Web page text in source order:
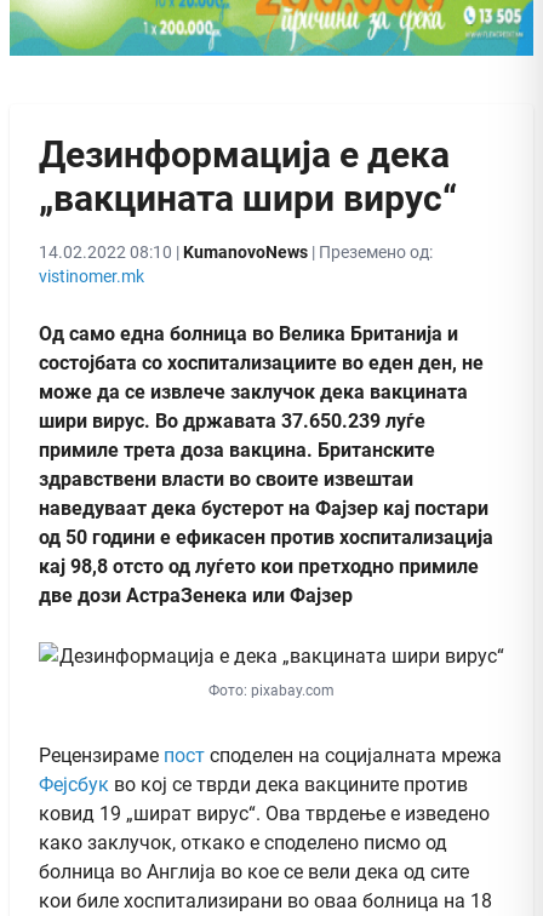
Дезинформација е дека
„вакцината шири вирус“
14.02.2022 08:10 |KumanovoNews | Преземено од:
vistinomer.mk
Од само една болница во Велика Британија и
состојбата со хоспитализациите во еден ден, не
може да се извлече заклучок дека вакцината
шири вирус. Во државата 37.650.239 луѓе
примиле трета доза вакцина. Британските
здравствени власти во своите извештаи
наведуваат дека бустерот на Фајзер кај постари
од 50 години е ефикасен против хоспитализација
кај 98,8 отсто од луѓето кои претходно примиле
две дози АстраЗенека или Фајзер
Фото: pixabay.com
Рецензираме пост споделен на социјалната мрежа
Фејсбук во кој се тврди дека вакцините против
ковид 19 „шират вирус“. Ова тврдење е изведено
како заклучок, откако е споделено писмо од
болница во Англија во кое се вели дека од сите
кои биле хоспитализирани во оваа болница на 18